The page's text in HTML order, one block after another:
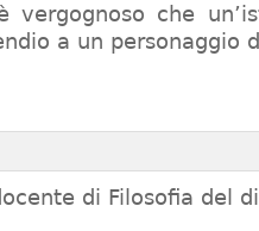
che
a un personaggio
di Filosofia del